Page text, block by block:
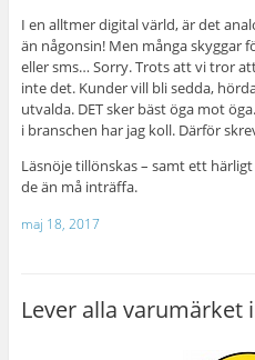
I en alltmer digital värld, är det
än någonsin! Men många skyggar
eller sms… Sorry. Trots att vi tror
inte det. Kunder vill bli sedda,
utvalda. DET sker bäst öga mot
i branschen har jag koll. Därför
Läsnöje tillönskas – samt ett
de än må inträffa.
maj 18, 2017
Lever alla varumärket